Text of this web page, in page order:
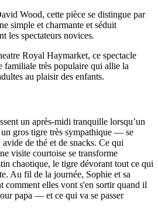
Wood, cette pièce se distingue par
simple et charmante et séduit
les spectateurs novices.
Royal Haymarket, ce spectacle
familiale très populaire qui allie la
au plaisir des enfants.
un après-midi tranquille lorsqu’un
gros tigre très sympathique — se
de thé et de snacks. Ce qui
visite courtoise se transforme
chaotique, le tigre dévorant tout ce qui
Au fil de la journée, Sophie et sa
comment elles vont s'en sortir quand il
papa — et ce qui va se passer